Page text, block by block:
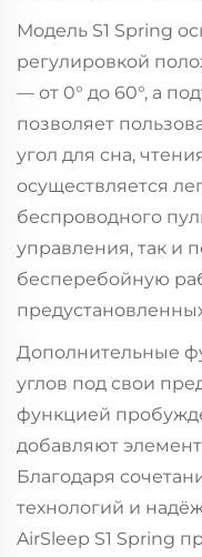
Модель S1 Spring
регулировкой
— от 0° до 60°, а
позволяет
угол для сна,
осуществляется
беспроводного
управления, так и
бесперебойную
Дополнительные
углов под свои
функцией
добавляют
Благодаря
технологий и
AirSleep S1 Spring